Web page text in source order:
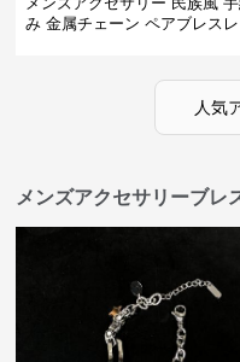
み 金属チェーン ペアブレスレ
人気
メンズアクセサリーブレ